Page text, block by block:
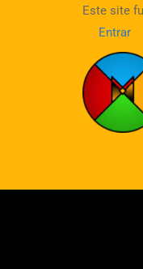
Este site
Entrar